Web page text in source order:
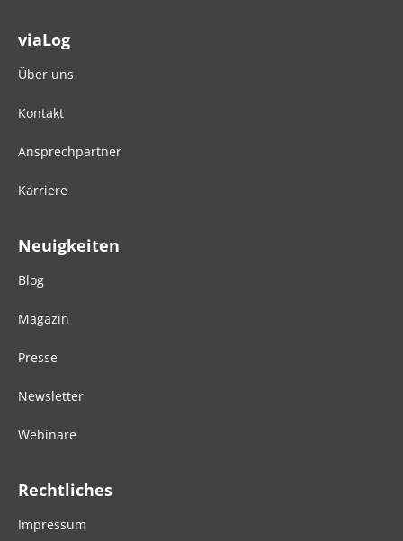
viaLog
Über uns
Kontakt
Ansprechpartner
Karriere
Neuigkeiten
Blog
Magazin
Presse
Newsletter
Webinare
Rechtliches
Impressum